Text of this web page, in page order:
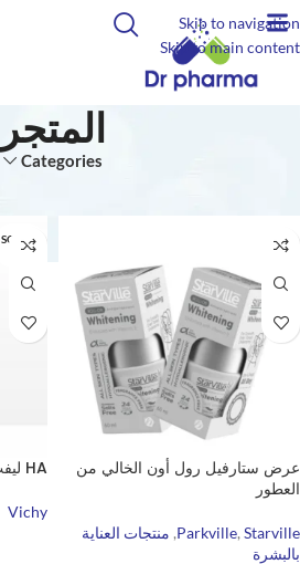
Skip to navigation
Skip to main content
المتجر
Categories
عرض ستارفيل رول أون الخالي من
العطور
Parkville, Starville
, منتجات العناية
بالبشرة
SOLD O
UT
HA ليفت أكتيف إبيديرميك فيلر
Vichy